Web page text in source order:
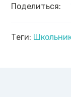
Поделиться:
Теги: